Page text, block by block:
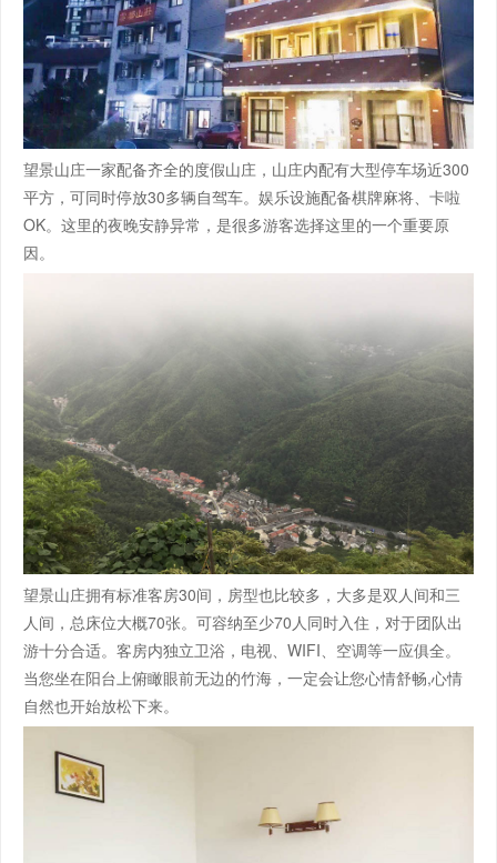
望景山庄一家配备齐全的度假山庄，山庄内配有大型停车场近300
平方，可同时停放30多辆自驾车。娱乐设施配备棋牌麻将、卡啦
OK。这里的夜晚安静异常，是很多游客选择这里的一个重要原
因。
望景山庄拥有标准客房30间，房型也比较多，大多是双人间和三
人间，总床位大概70张。可容纳至少70人同时入住，对于团队出
游十分合适。客房内独立卫浴，电视、WIFI、空调等一应俱全。
当您坐在阳台上俯瞰眼前无边的竹海，一定会让您心情舒畅,心情
自然也开始放松下来。